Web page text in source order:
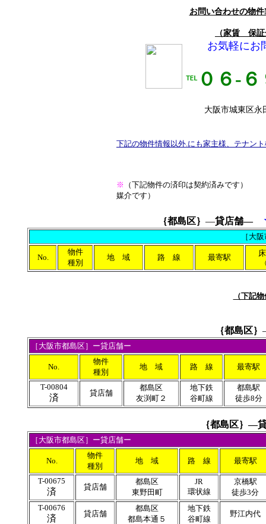
お問い合わせの物
（家賃 保
お気軽にお
℡０６-６
大阪市城東区永
下記の物件情報以外.にも家主様、テナン
※
（下記物件の済印は契約済みです）
媒介です）
｛都島区｝ ―貸店舗―
［大
No.
物件
種別
地 域 路 線 最寄駅
（下記
｛都島区｝
［ 大阪市都島区］ー貸店舗ー
No.
物件
種別
地 域 路 線 最寄駅
T-00804
済 貸店舗
都島区
友渕町２
地下鉄
谷町線
都島駅
徒歩8分
｛都島区｝―
［大阪市都島区］ー貸店舗ー
No.
物件
種別
地 域 路 線 最寄駅
T-00675
済 貸店舗
都島区
東野田町
JR
環状線
京橋駅
徒歩3分
T-00676
済 貸店舗
都島区
都島本通５
地下鉄
谷町線
野江内代